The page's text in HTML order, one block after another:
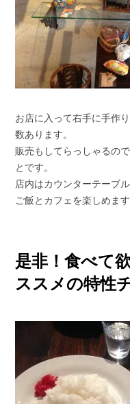
お店に入って右手に手作
数あります。
販売もしてらっしゃるの
とです。
店内はカウンターテーブ
ご飯とカフェを楽しめます
是非！食べて
ススメの特性